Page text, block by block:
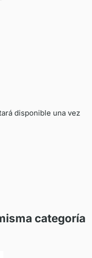
disponible una vez
categoría